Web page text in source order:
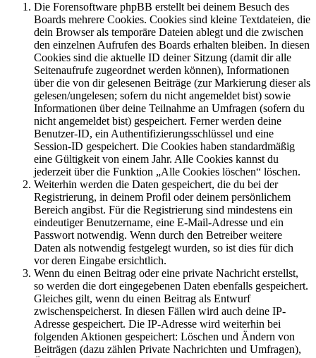
Die Forensoftware phpBB erstellt bei deinem Besuch des
Boards mehrere Cookies. Cookies sind kleine Textdateien, die
dein Browser als temporäre Dateien ablegt und die zwischen
den einzelnen Aufrufen des Boards erhalten bleiben. In diesen
Cookies sind die aktuelle ID deiner Sitzung (damit dir alle
Seitenaufrufe zugeordnet werden können), Informationen
über die von dir gelesenen Beiträge (zur Markierung dieser als
gelesen/ungelesen; sofern du nicht angemeldet bist) sowie
Informationen über deine Teilnahme an Umfragen (sofern du
nicht angemeldet bist) gespeichert. Ferner werden deine
Benutzer-ID, ein Authentifizierungsschlüssel und eine
Session-ID gespeichert. Die Cookies haben standardmäßig
eine Gültigkeit von einem Jahr. Alle Cookies kannst du
jederzeit über die Funktion „Alle Cookies löschen“ löschen.
Weiterhin werden die Daten gespeichert, die du bei der
Registrierung, in deinem Profil oder deinem persönlichem
Bereich angibst. Für die Registrierung sind mindestens ein
eindeutiger Benutzername, eine E-Mail-Adresse und ein
Passwort notwendig. Wenn durch den Betreiber weitere
Daten als notwendig festgelegt wurden, so ist dies für dich
vor deren Eingabe ersichtlich.
Wenn du einen Beitrag oder eine private Nachricht erstellst,
so werden die dort eingegebenen Daten ebenfalls gespeichert.
Gleiches gilt, wenn du einen Beitrag als Entwurf
zwischenspeicherst. In diesen Fällen wird auch deine IP-
Adresse gespeichert. Die IP-Adresse wird weiterhin bei
folgenden Aktionen gespeichert: Löschen und Ändern von
Beiträgen (dazu zählen Private Nachrichten und Umfragen),